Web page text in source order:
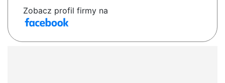
Zobacz profil firmy na